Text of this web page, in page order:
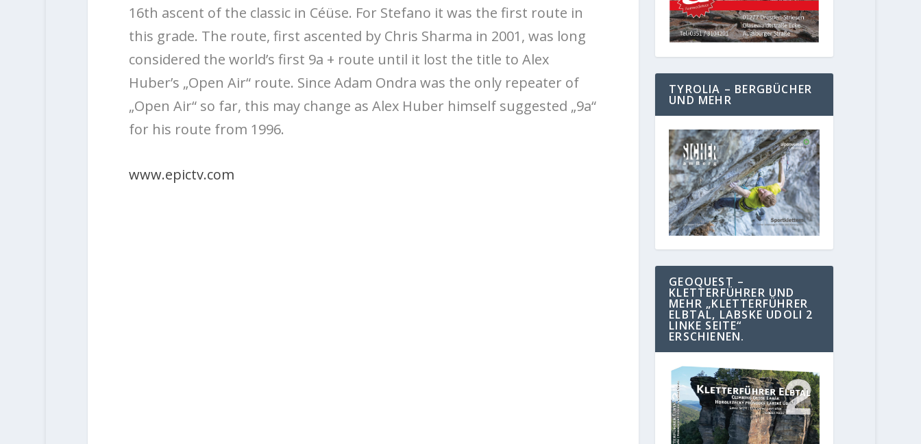
16th ascent of the classic in Céüse. For Stefano it was the first route in
this grade. The route, first ascented by Chris Sharma in 2001, was long
considered the world’s first 9a + route until it lost the title to Alex
Huber’s „Open Air“ route. Since Adam Ondra was the only repeater of
„Open Air“ so far, this may change as Alex Huber himself suggested „9a“
for his route from 1996.
www.epictv.com
TYROLIA – BERGBÜCHER
UND MEHR
GEOQUEST –
KLETTERFÜHRER UND
MEHR „KLETTERFÜHRER
ELBTAL, LABSKE UDOLI 2
LINKE SEITE“
ERSCHIENEN.